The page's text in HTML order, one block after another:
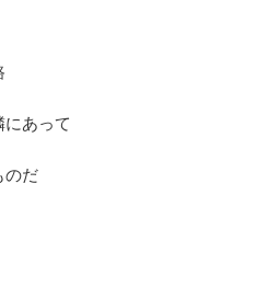
あって
のだ